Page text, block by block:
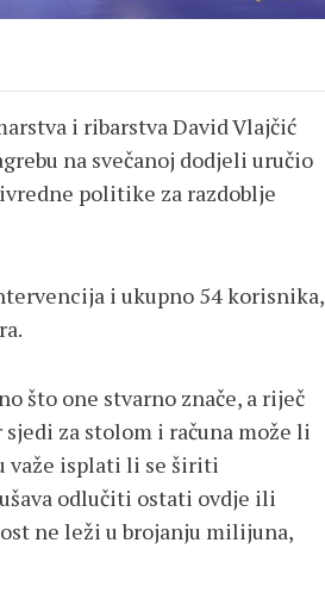
i ribarstva David Vlajčić
na svečanoj dodjeli uručio
politike za razdoblje
i ukupno 54 korisnika,
što one stvarno znače, a riječ
za stolom i računa može li
važe isplati li se širiti
odlučiti ostati ovdje ili
ne leži u brojanju milijuna,